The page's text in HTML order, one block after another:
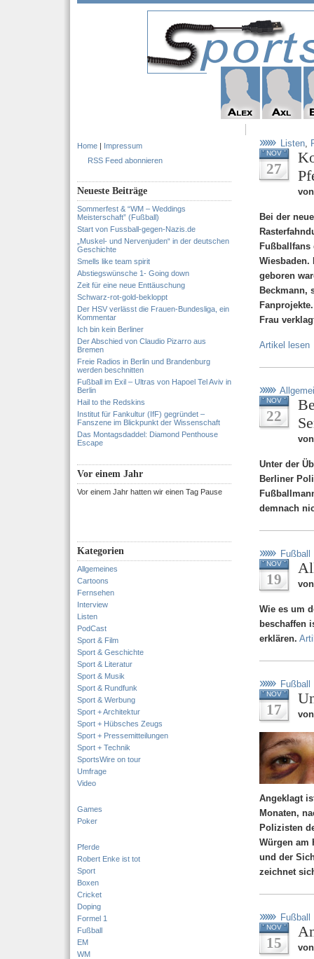
Home | Impressum
RSS Feed abonnieren
Neueste Beiträge
Sommerfest & “WM – Weddings
Meisterschaft” (Fußball)
Start von Fussball-gegen-Nazis.de
„Muskel- und Nervenjuden“ in der deutschen
Geschichte
Smells like team spirit
Abstiegswünsche 1- Going down
Zeit für eine neue Enttäuschung
Schwarz-rot-gold-bekloppt
Der HSV verlässt die Frauen-Bundesliga, ein
Kommentar
Ich bin kein Berliner
Der Abschied von Claudio Pizarro aus
Bremen
Freie Radios in Berlin und Brandenburg
werden beschnitten
Fußball im Exil – Ultras von Hapoel Tel Aviv in
Berlin
Hail to the Redskins
Institut für Fankultur (IfF) gegründet –
Fanszene im Blickpunkt der Wissenschaft
Das Montagsdaddel: Diamond Penthouse
Escape
Vor einem Jahr
Vor einem Jahr hatten wir einen Tag Pause
Kategorien
Allgemeines
Cartoons
Fernsehen
Interview
Listen
PodCast
Sport & Film
Sport & Geschichte
Sport & Literatur
Sport & Musik
Sport & Rundfunk
Sport & Werbung
Sport + Architektur
Sport + Hübsches Zeugs
Sport + Pressemitteilungen
Sport + Technik
SportsWire on tour
Umfrage
Video
Games
Poker
Pferde
Robert Enke ist tot
Sport
Boxen
Cricket
Doping
Formel 1
Fußball
EM
WM
Listen,
NOV
27
Bei der
Wiesbaden.
geboren
Beckmann,
Frau
Artikel lesen
NOV
22
Unter der
Berliner
demnach
Fußball
NOV
19
Wie es um
beschaffen
erklären.
Fußball
NOV
17
Angeklagt
Monaten,
Polizisten
Würgen am
und der
zeichnet
Fußball
NOV
15